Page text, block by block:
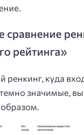
сравнение
рейтинга»
куда
значимые,